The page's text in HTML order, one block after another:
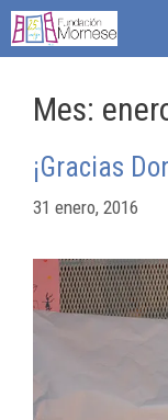
Mes:
¡Gracias
31 enero, 2016